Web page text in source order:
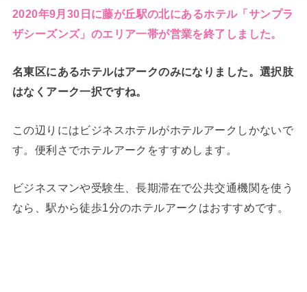
2020年9月30日に藤が丘駅の北にあるホテル「サンプラ
ザシーズンズ」のエリア一帯が営業を終了しました。
名東区にあるホテルはアークのみになりました。選択肢
はなくアーク一択ですね。
この辺りにはビジネスホテルがホテルアークしかないで
す。便利さでホテルアークをすすめします。
ビジネスマンや受験生、長期滞在で公共交通機関を使う
なら、駅から徒歩1分のホテルアークはおすすめです。